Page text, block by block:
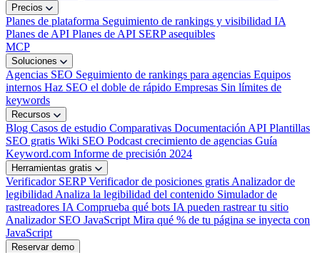
Precios
Planes de plataforma Seguimiento de rankings y visibilidad IA
Planes de API Planes de API SERP asequibles
MCP
Soluciones
Agencias SEO Seguimiento de rankings para agencias Equipos
internos Haz SEO el doble de rápido Empresas Sin límites de
keywords
Recursos
Blog Casos de estudio Comparativas Documentación API Plantillas
SEO gratis Wiki SEO Podcast crecimiento de agencias Guía
Keyword.com Informe de precisión 2024
Herramientas gratis
Verificador SERPVerificador de posiciones gratis Analizador de
legibilidad Analiza la legibilidad del contenido Simulador de
rastreadores IA Comprueba qué bots IA pueden rastrear tu sitio
Analizador SEO JavaScript Mira qué % de tu página se inyecta con
JavaScript
Reservar demo